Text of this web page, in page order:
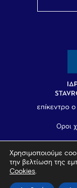
Όροι
Χρησιμοποιούμε
την βελτίωση της
Cookies.